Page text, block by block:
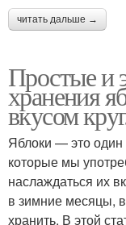
читать дальше →
Простые и
хранения
вкусом
Яблоки — это
которые мы
наслаждаться их
в зимние месяцы,
хранить. В этой